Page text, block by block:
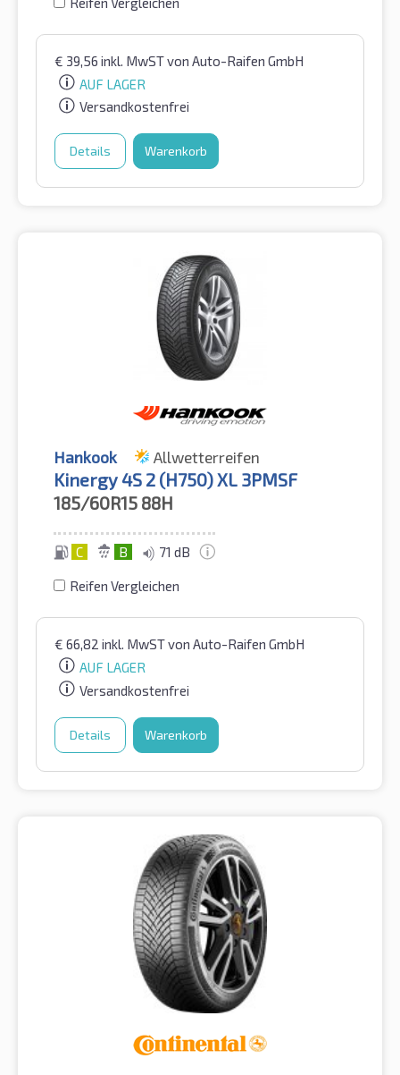
€ 39,56 inkl. MwSTvon Auto-Raifen GmbH
AUF LAGER
Versandkostenfrei
Details Warenkorb
Hankook Allwetterreifen
Kinergy 4S 2 (H750) XL 3PMSF
185/60R15 88H
C B 71 dB
Reifen Vergleichen
€ 66,82 inkl. MwSTvon Auto-Raifen GmbH
AUF LAGER
Versandkostenfrei
Details Warenkorb